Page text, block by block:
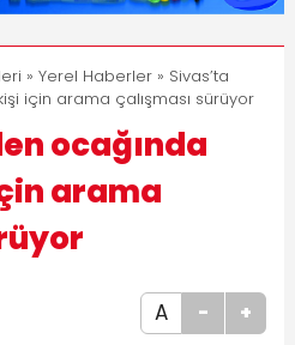
Yayın Hayatına Başladı | Hızlı ve
Akıllı Haber Platformu
» Yerel Haberler» Sivas’ta
için arama çalışması sürüyor
ocağında
arama
A - +